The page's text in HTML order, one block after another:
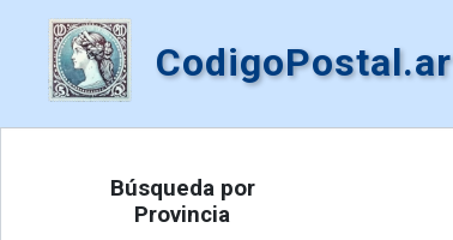
CodigoPostal.ar
Búsqueda por
Provincia